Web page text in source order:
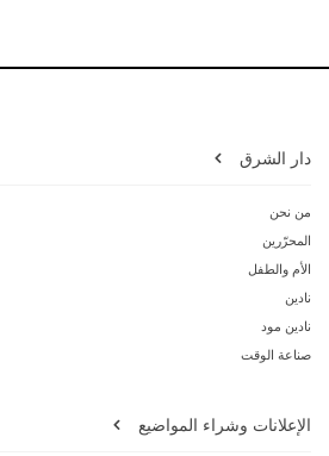
دار الشرق
من نحن
المحرّرين
الأم والطفل
نادين
نادين مود
صناعة الوقت
الإعلانات وشراء المواضيع